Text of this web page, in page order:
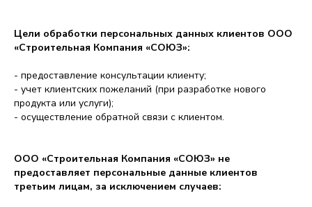
Цели обработки персональных данных клиентов ООО
«Строительная Компания «СОЮЗ»:
- предоставление консультации клиенту;
- учет клиентских пожеланий (при разработке нового
продукта или услуги);
- осуществление обратной связи с клиентом.
ООО «Строительная Компания «СОЮЗ» не
предоставляет персональные данные клиентов
третьим лицам, за исключением случаев:
О проекте
Расположение
Планировки
Инфраструктура
Контакты